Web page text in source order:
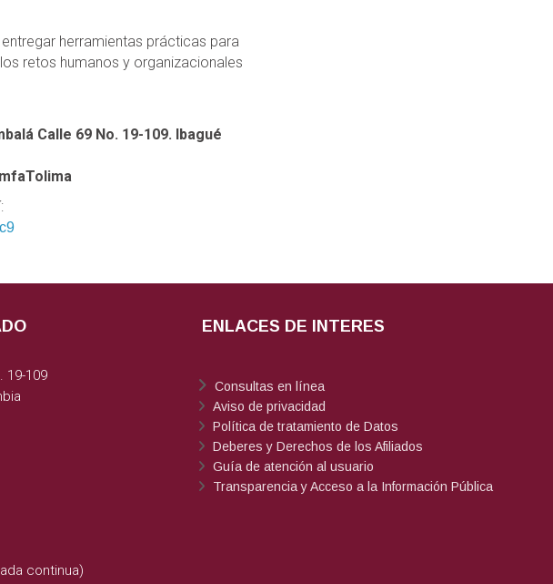
herramientas prácticas para
retos humanos y organizacionales
Calle 69 No. 19-109. Ibagué
19-109
continua)
ENLACES DE INTERES
Consultas en línea
Aviso de privacidad
Política de tratamiento de Datos
Deberes y Derechos de los Afiliados
Guía de atención al usuario
Transparencia y Acceso a la Información Pública